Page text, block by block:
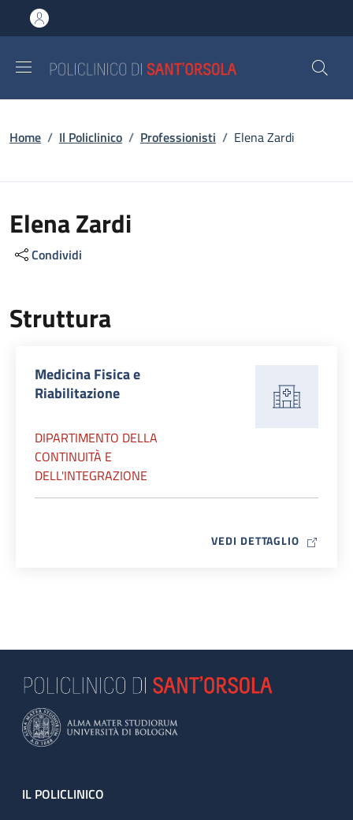
al contenuto principale
to footer content
Briciole di pane
Home / Il Policlinico / Professionisti / Elena Zardi
Elena Zardi
Condividi
Struttura
Medicina Fisica e
Riabilitazione
DIPARTIMENTO DELLA
CONTINUITÀ E
DELL'INTEGRAZIONE
VEDI DETTAGLIO MAP ICON
Footer
IL POLICLINICO